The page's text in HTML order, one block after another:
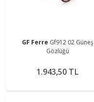
GF Ferre Gf912 02 Güneş
Gözlüğü
1.943,50 TL